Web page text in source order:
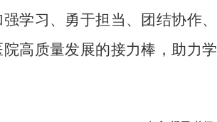
学习、勇于担当、团结协作、
高质量发展的接力棒，助力学